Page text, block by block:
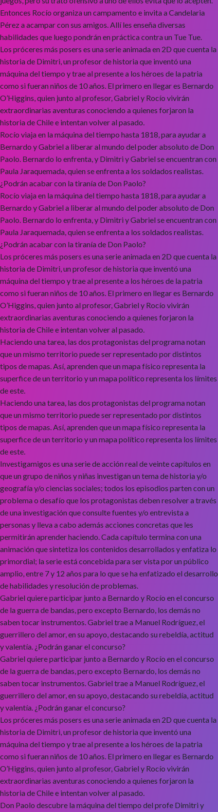
Entonces Rocío organiza un campamento e invita a Candelaria
Pérez a acampar con sus amigos. Allí les enseña diversas
habilidades que luego pondrán en práctica contra un Tue Tue.
Los próceres más posers es una serie animada en 2D que cuenta la
historia de Dimitri, un profesor de historia que inventó una
máquina del tiempo y trae al presente a los héroes de la patria
como si fueran niños de 10 años. El primero en llegar es Bernardo
O’Higgins, quien junto al profesor, Gabriel y Rocío vivirán
extraordinarias aventuras conociendo a quienes forjaron la
historia de Chile e intentan volver al pasado.
Rocío viaja en la máquina del tiempo hasta 1818, para ayudar a
Bernardo y Gabriel a liberar al mundo del poder absoluto de Don
Paolo. Bernardo lo enfrenta, y Dimitri y Gabriel se encuentran con
Paula Jaraquemada, quien se enfrenta a los soldados realistas.
¿Podrán acabar con la tiranía de Don Paolo?
Rocío viaja en la máquina del tiempo hasta 1818, para ayudar a
Bernardo y Gabriel a liberar al mundo del poder absoluto de Don
Paolo. Bernardo lo enfrenta, y Dimitri y Gabriel se encuentran con
Paula Jaraquemada, quien se enfrenta a los soldados realistas.
¿Podrán acabar con la tiranía de Don Paolo?
Los próceres más posers es una serie animada en 2D que cuenta la
historia de Dimitri, un profesor de historia que inventó una
máquina del tiempo y trae al presente a los héroes de la patria
como si fueran niños de 10 años. El primero en llegar es Bernardo
O’Higgins, quien junto al profesor, Gabriel y Rocío vivirán
extraordinarias aventuras conociendo a quienes forjaron la
historia de Chile e intentan volver al pasado.
Haciendo una tarea, las dos protagonistas del programa notan
que un mismo territorio puede ser representado por distintos
tipos de mapas. Así, aprenden que un mapa físico representa la
superfice de un territorio y un mapa político representa los límites
de este.
Haciendo una tarea, las dos protagonistas del programa notan
que un mismo territorio puede ser representado por distintos
tipos de mapas. Así, aprenden que un mapa físico representa la
superfice de un territorio y un mapa político representa los límites
de este.
Investigamigos es una serie de acción real de veinte capítulos en
que un grupo de niños y niñas investigan un tema de historia y/o
geografía y/o ciencias sociales; todos los episodios parten con un
problema o desafío que los protagonistas deben resolver a través
de una investigación que consulte fuentes y/o entrevista a
personas y lleva a cabo además acciones concretas que les
permitirán aprender haciendo. Cada capítulo termina con una
animación que sintetiza los contenidos desarrollados y enfatiza lo
primordial; la serie está concebida para ser vista por un público
amplio, entre 7 y 12 años para lo que se ha enfatizado el desarrollo
de habilidades y resolución de problemas.
Gabriel quiere participar junto a Bernardo y Rocío en el concurso
de la guerra de bandas, pero excepto Bernardo, los demás no
saben tocar instrumentos. Gabriel trae a Manuel Rodríguez, el
guerrillero del amor, en su apoyo, destacando su rebeldía, actitud
y valentía. ¿Podrán ganar el concurso?
Gabriel quiere participar junto a Bernardo y Rocío en el concurso
de la guerra de bandas, pero excepto Bernardo, los demás no
saben tocar instrumentos. Gabriel trae a Manuel Rodríguez, el
guerrillero del amor, en su apoyo, destacando su rebeldía, actitud
y valentía. ¿Podrán ganar el concurso?
Los próceres más posers es una serie animada en 2D que cuenta la
historia de Dimitri, un profesor de historia que inventó una
máquina del tiempo y trae al presente a los héroes de la patria
como si fueran niños de 10 años. El primero en llegar es Bernardo
O’Higgins, quien junto al profesor, Gabriel y Rocío vivirán
extraordinarias aventuras conociendo a quienes forjaron la
historia de Chile e intentan volver al pasado.
Don Paolo descubre la máquina del tiempo del profe Dimitri y